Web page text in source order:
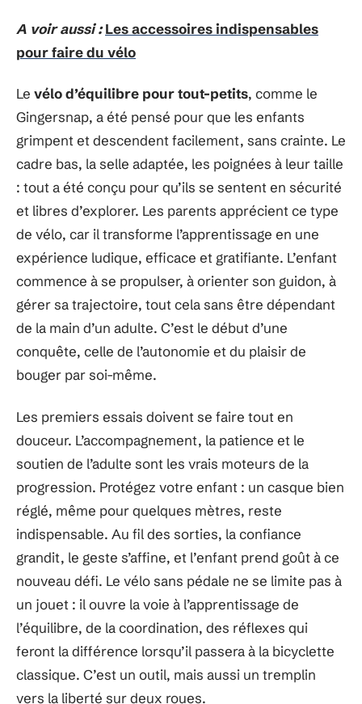
A voir aussi : Les accessoires indispensables
pour faire du vélo
Le vélo d’équilibre pour tout-petits, comme le
Gingersnap, a été pensé pour que les enfants
grimpent et descendent facilement, sans crainte. Le
cadre bas, la selle adaptée, les poignées à leur taille
: tout a été conçu pour qu’ils se sentent en sécurité
et libres d’explorer. Les parents apprécient ce type
de vélo, car il transforme l’apprentissage en une
expérience ludique, efficace et gratifiante. L’enfant
commence à se propulser, à orienter son guidon, à
gérer sa trajectoire, tout cela sans être dépendant
de la main d’un adulte. C’est le début d’une
conquête, celle de l’autonomie et du plaisir de
bouger par soi-même.
Les premiers essais doivent se faire tout en
douceur. L’accompagnement, la patience et le
soutien de l’adulte sont les vrais moteurs de la
progression. Protégez votre enfant : un casque bien
réglé, même pour quelques mètres, reste
indispensable. Au fil des sorties, la confiance
grandit, le geste s’affine, et l’enfant prend goût à ce
nouveau défi. Le vélo sans pédale ne se limite pas à
un jouet : il ouvre la voie à l’apprentissage de
l’équilibre, de la coordination, des réflexes qui
feront la différence lorsqu’il passera à la bicyclette
classique. C’est un outil, mais aussi un tremplin
vers la liberté sur deux roues.